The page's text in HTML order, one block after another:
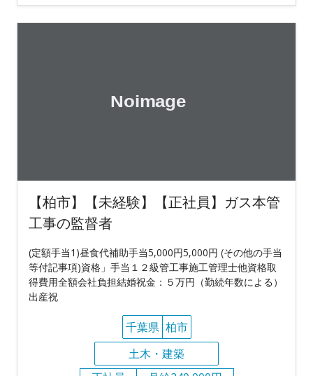
【柏市】【未経験】【正社員】ガス本管
工事の監督者
(定額手当1)昼食代補助手当5,000円5,000円 (その他の手当
等付記事項)資格」手当１２級管工事施工管理士他資格取
得費用全額会社負担結婚祝金：５万円（勤続年数による）
出産祝
千葉県 柏市
土木・建築